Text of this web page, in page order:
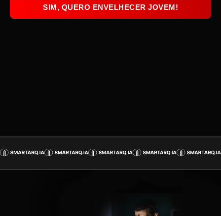
SIM, QUERO ENVELHECER JOVEM!